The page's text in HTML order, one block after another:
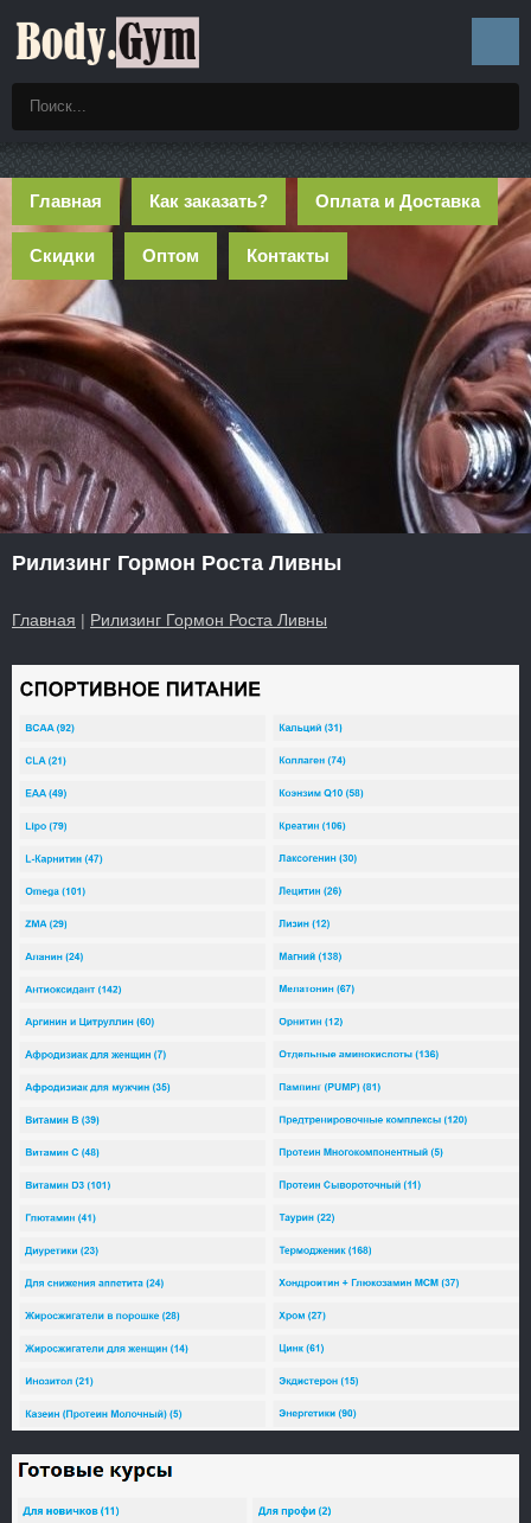
Главная Как заказать? Оплата и Доставка
Скидки Оптом Контакты
Рилизинг Гормон Роста Ливны
Главная | Рилизинг Гормон Роста Ливны